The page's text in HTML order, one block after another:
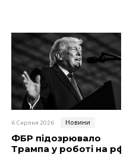
6 Серпня 2026 Новини
ФБР підозрювало
Трампа у роботі на рф